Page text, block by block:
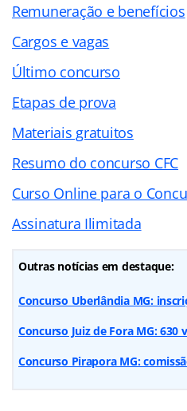
Remuneração e benefícios
Cargos e vagas
Último concurso
Etapas de prova
Materiais gratuitos
Resumo do concurso CFC
Curso Online para o
Assinatura Ilimitada
Outras notícias em destaque:
Concurso Uberlândia MG:
Concurso Juiz de Fora MG: 630
Concurso Pirapora MG: